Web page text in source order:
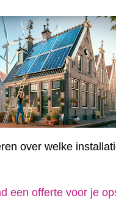
over welke
een offerte voor je